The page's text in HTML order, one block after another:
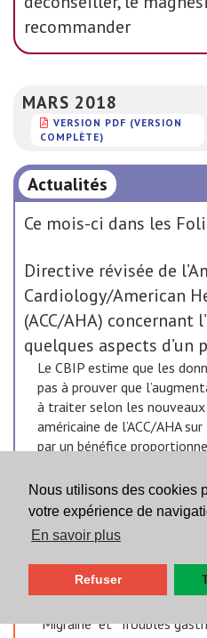
Nous utilisons des cookies
votre expérience de
En savoir plus
Refuser
recommander
MARS 2018
VERSION PDF (VERSION
COMPLÈTE)
Actualités
Ce mois-ci dans les
Directive révisée de
Cardiology/American
(ACC/AHA) concernant
quelques aspects
Le CBIP estime que les
pas à prouver que
à traiter selon les
américaine de l’ACC/AHA
par un bénéfice
Focus
Fiches de
Le présent article aborde
méritent d’être
transparence suivantes :
"Migraine" et "Troubles